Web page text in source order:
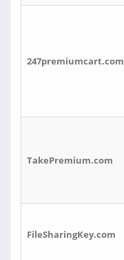
247premiumcart.com
TakePremium.com
FileSharingKey.com